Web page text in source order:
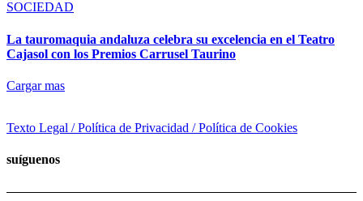
SOCIEDAD
La tauromaquia andaluza celebra su excelencia en el Teatro
Cajasol con los Premios Carrusel Taurino
Cargar mas
Texto Legal / Política de Privacidad / Política de Cookies
suíguenos